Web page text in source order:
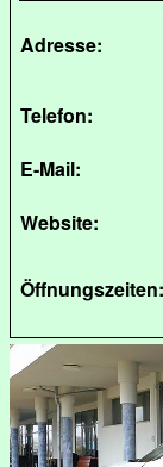
Adresse:
Telefon:
E-Mail:
Website:
Öffnungszeiten: